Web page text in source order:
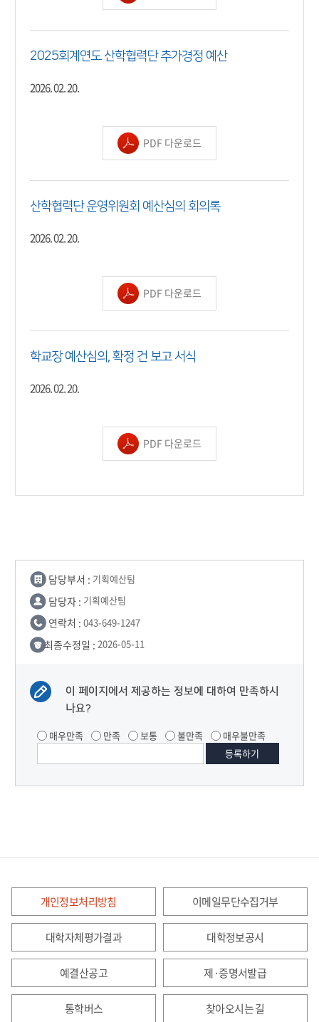
2025회계연도 산학협력단 추가경정 예산
2026. 02. 20.
PDF 다운로드
산학협력단 운영위원회 예산심의 회의록
2026. 02. 20.
PDF 다운로드
학교장 예산심의, 확정 건 보고 서식
2026. 02. 20.
PDF 다운로드
담당부서 : 기획예산팀
담당자 : 기획예산팀
연락처 : 043-649-1247
최종수정일 : 2026-05-11
이 페이지에서 제공하는 정보에 대하여 만족하시
나요?
매우만족 만족 보통 불만족 매우불만족
개인정보처리방침 이메일무단수집거부
대학자체평가결과 대학정보공시
예결산공고 제·증명서발급
통학버스 찾아오시는 길